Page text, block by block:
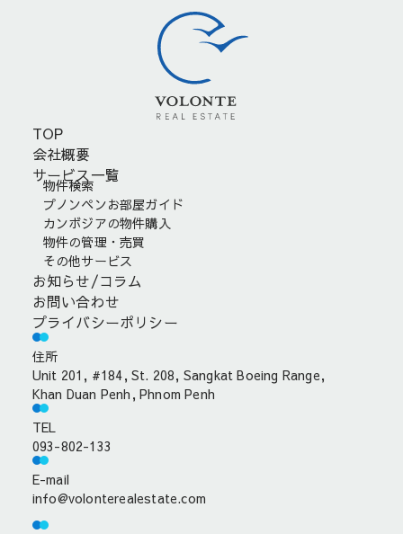
住所
Unit 201, #184, St. 208, Sangkat Boeing Range,
Khan Duan Penh, Phnom Penh
TEL
093-802-133
E-mail
info@volonterealestate.com
TOP
会社概要
サービス一覧
物件検索
プノンペンお部屋ガイド
カンボジアの物件購入
物件の管理・売買
その他サービス
お知らせ/コラム
お問い合わせ
プライバシーポリシー